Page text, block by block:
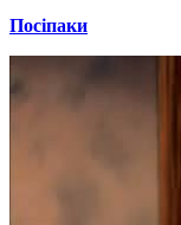
Посіпаки